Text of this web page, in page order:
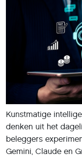
Kunstmatige
denken uit het
beleggers
Gemini, Claude en